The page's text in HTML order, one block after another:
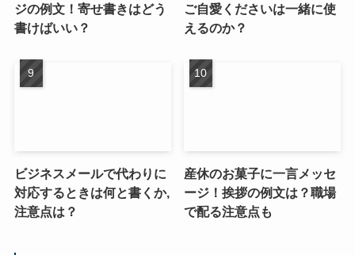
ジの例文！寄せ書きはどう
書けばいい？
ご自愛くださいは一緒に使
えるのか？
ビジネスメールで代わりに
対応するときは何と書くか,
注意点は？
産休のお菓子に一言メッセ
ージ！挨拶の例文は？職場
で配る注意点も